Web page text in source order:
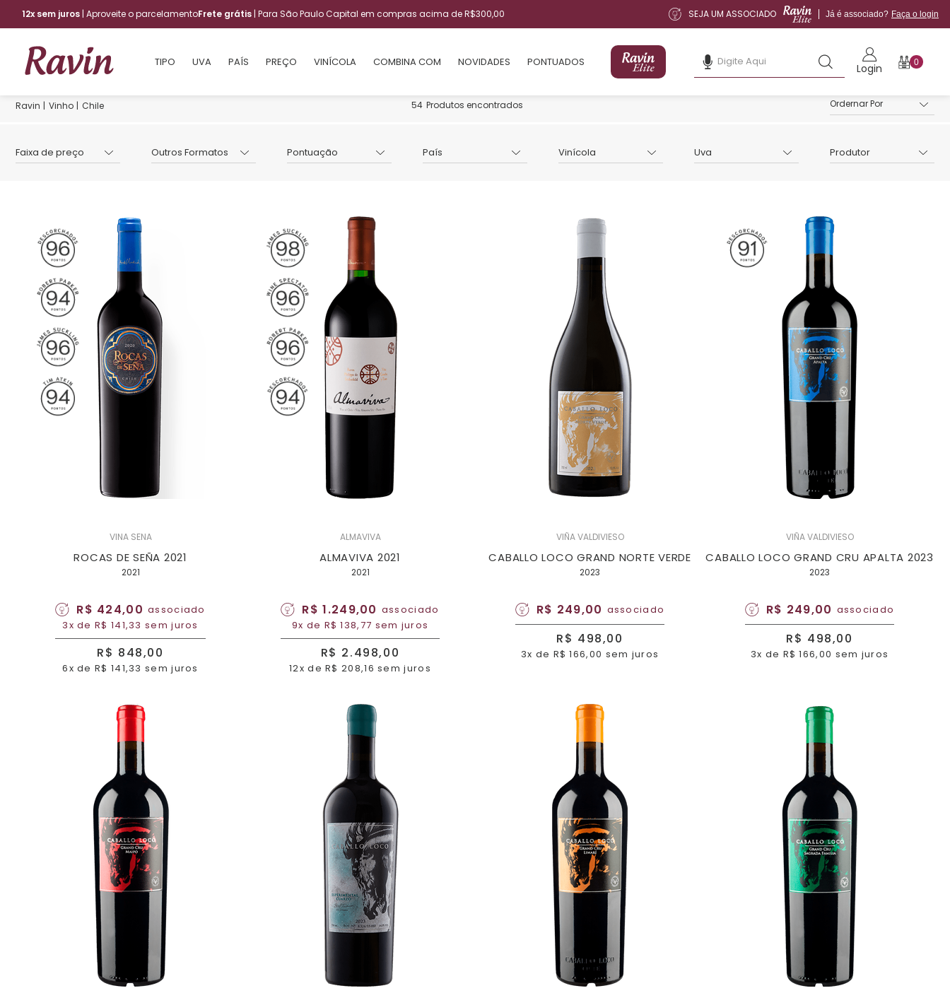
12x sem juros | Aproveite o parcelamentoFrete grátis | Para São Paulo Capital em compras acima de R$300,00 SEJA UM ASSOCIADO Já é associado? Faça o login
TIPO UVA PAÍS PREÇO VINÍCOLA COMBINA COM NOVIDADES PONTUADOS Login 0
Vinho Chile 54 Produtos encontrados
Faixa de preço Outros Formatos Pontuação País Vinícola Uva Produtor
VINA SENA
ROCAS DE SEÑA 2021
2021
R$ 424,00 associado
3x de R$ 141,33 sem juros
R$ 848,00
6x de R$ 141,33 sem juros
ALMAVIVA
ALMAVIVA 2021
2021
R$ 1.249,00 associado
9x de R$ 138,77 sem juros
R$ 2.498,00
12x de R$ 208,16 sem juros
VIÑA VALDIVIESO
CABALLO LOCO GRAND NORTE VERDE
2023
R$ 249,00 associado
R$ 498,00
3x de R$ 166,00 sem juros
VIÑA VALDIVIESO
CABALLO LOCO GRAND CRU APALTA 2023
2023
R$ 249,00 associado
R$ 498,00
3x de R$ 166,00 sem juros